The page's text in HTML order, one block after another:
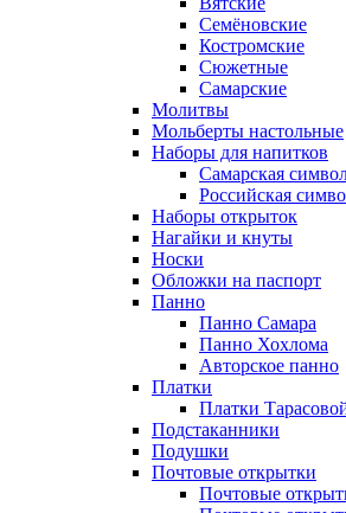
Семёновские
Костромские
Сюжетные
Самарские
Молитвы
Мольберты настольные
Наборы для напитков
Самарская
Российская
Наборы открыток
Нагайки и кнуты
Носки
Обложки на паспорт
Панно
Панно Самара
Панно Хохлома
Авторское панно
Платки
Платки
Подстаканники
Подушки
Почтовые открытки
Почтовые